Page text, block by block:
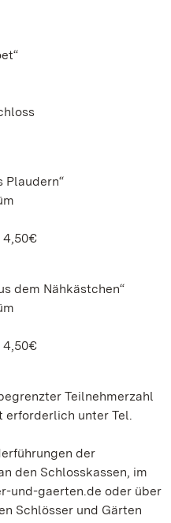
Plaudern“
4,50€
dem Nähkästchen“
4,50€
Teilnehmerzahl
erforderlich unter Tel.
der
den Schlosskassen, im
und-gaerten.de oder über
Schlösser und Gärten